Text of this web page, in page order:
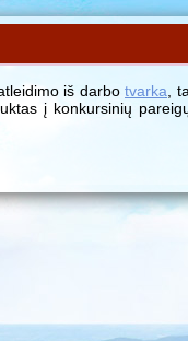
iš darbo tvarka ,
į konkursinių